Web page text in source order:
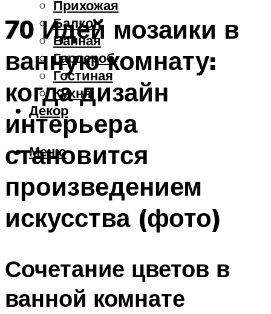
Прихожая
Балкон
Ванная
Гардероб
Гостиная
Кухня
Декор
Меню
70 Идей мозаики в
ванную комнату:
когда дизайн
интерьера
становится
произведением
искусства (фото)
Сочетание цветов в
ванной комнате